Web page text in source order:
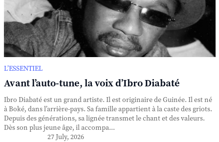
L’ESSENTIEL
Avant l’auto-tune, la voix d’Ibro Diabaté
Ibro Diabaté est un grand artiste. Il est originaire de Guinée. Il est né
à Boké, dans l’arrière-pays. Sa famille appartient à la caste des griots.
Depuis des générations, sa lignée transmet le chant et des valeurs.
Dès son plus jeune âge, il accompa...
27 July, 2026